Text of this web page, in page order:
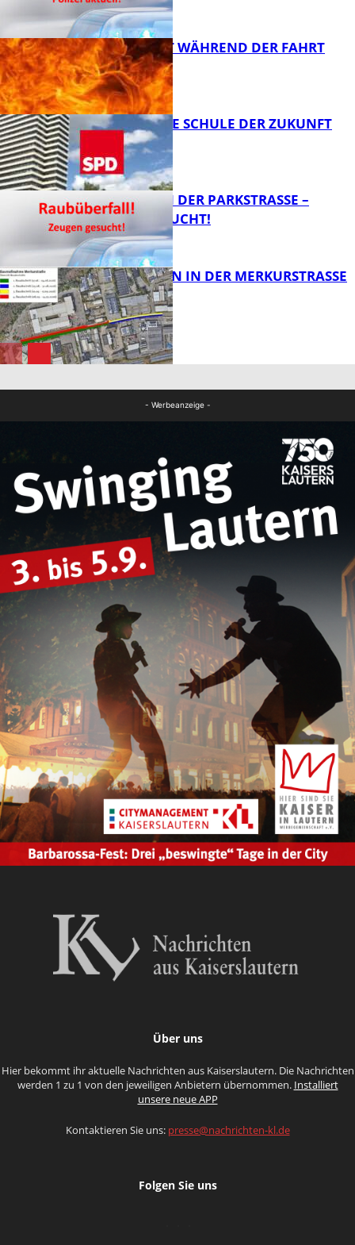
FB News
FB News
AUTO FÄNGT WÄHREND DER FAHRT
FEUER
WIE SIEHT DIE SCHULE DER ZUKUNFT
AUS?
FB News
ÜBERFALL IN DER PARKSTRASSE – Z
EUGEN GESUCHT!
BAUARBEITEN IN DER MERKURSTRASSE
- Werbeanzeige -
Über uns
Hier bekommt ihr aktuelle Nachrichten aus Kaiserslautern. Die Nachrichten
werden 1 zu 1 von den jeweiligen Anbietern übernommen. Installiert
unsere neue APP
Kontaktieren Sie uns: presse@nachrichten-kl.de
Folgen Sie uns